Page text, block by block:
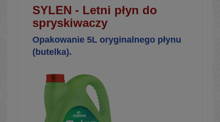
SYLEN - Letni płyn do
spryskiwaczy
Opakowanie 5L oryginalnego płynu
(butelka).